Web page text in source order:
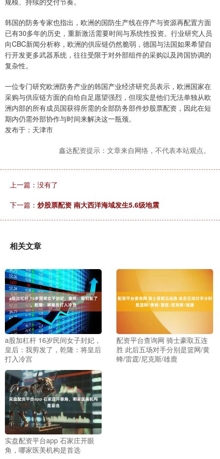
韩国的防务专家也指出，欧洲的国防生产线在停产与资源再配置方面
已有30多年的历史，重新激活需要时间与系统性投资。行业研究人员
向CBC新闻分析称，欧洲的供应链仍然脆弱，德国与法国如果希望自
行开发更多武器系统，往往受限于对外部组件的采购以及跨国协调的
复杂性。
一位专门研究欧洲防务产业的韩国产业经济研究员表示，欧洲国家在
采购与供应链方面的自给自足愿望强烈，但现实是他们无法单独从欧
洲内部的所有成员国获得所需的全部防务部件炒股票配资，因此在短
期内仍需外部协作与时间来解决这一瓶颈。
发布于：天津市
鑫达配资提示：文章来自网络，不代表本站观点。
上一篇：没有了
下一篇： 炒股票配资 南大西洋海域发生5.6级地震
相关文章
a股加杠杆 16岁民间女子封妃，
皇后：我剪发了，乾隆：将皇后
打入冷宫
配资平台查询网 骑士豪取五连
胜 此后五场对手分别是篮网/黄
蜂/雷霆/尼克斯/雄鹿
实盘配资平台app 石家庄开眼
角，哪家医美机构是首选